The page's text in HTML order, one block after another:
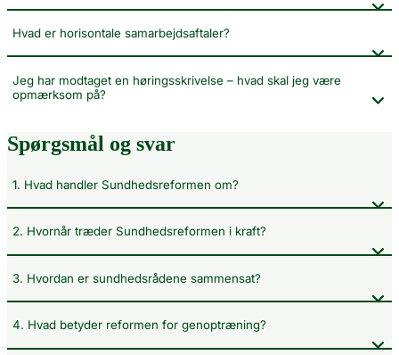
Hvad er horisontale samarbejdsaftaler?
Jeg har modtaget en høringsskrivelse – hvad skal jeg være
opmærksom på?
Spørgsmål og svar
1. Hvad handler Sundhedsreformen om?
2. Hvornår træder Sundhedsreformen i kraft?
3. Hvordan er sundhedsrådene sammensat?
4. Hvad betyder reformen for genoptræning?